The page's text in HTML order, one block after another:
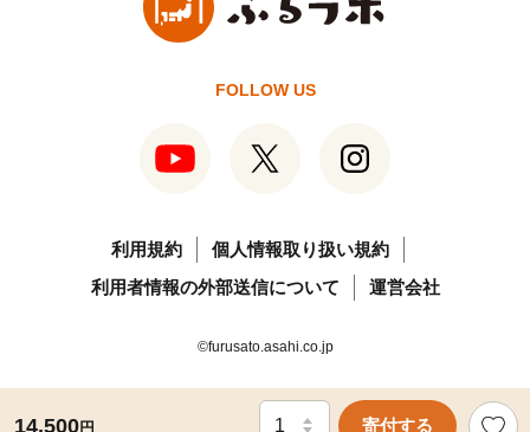
14,500円 寄付する
FOLLOW US
利用規約
個人情報取り扱い規約
利用者情報の外部送信について
運営会社
©furusato.asahi.co.jp